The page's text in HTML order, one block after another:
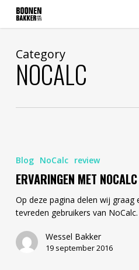
main
Category
NOCALC
NoCalc
Blog NoCalc review
ERVARINGEN MET NOCALC
Op deze pagina delen wij graag
tevreden gebruikers van
Wessel Bakker
19 september 2016